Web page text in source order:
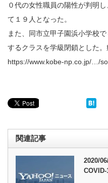
０代の女性職員の陽性が判明
て１９人となった。
また、同市立甲子園浜小学校
するクラスを学級閉鎖とした。
https://www.kobe-np.co.jp/…/
関連記事
2020/